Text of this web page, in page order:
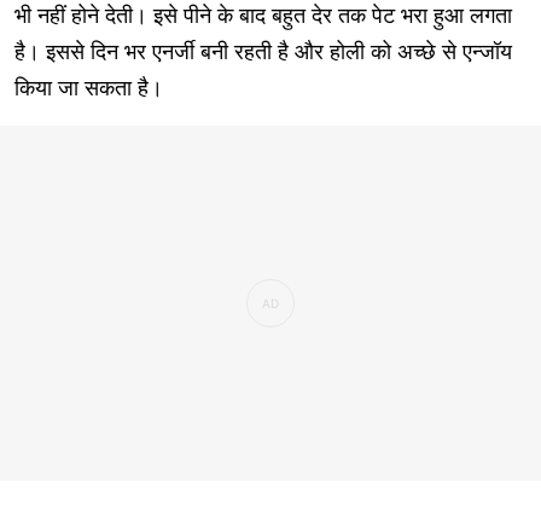
भी नहीं होने देती। इसे पीने के बाद बहुत देर तक पेट भरा हुआ लगता
है। इससे दिन भर एनर्जी बनी रहती है और होली को अच्छे से एन्जॉय
किया जा सकता है।